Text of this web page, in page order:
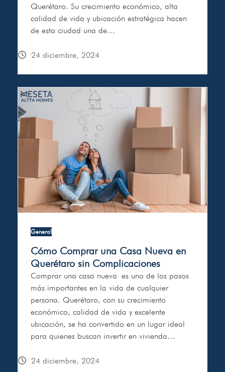
Querétaro. Su crecimiento económico, alta
calidad de vida y ubicación estratégica hacen
de esta ciudad una de…
24 diciembre, 2024
General
Cómo Comprar una Casa Nueva en
Querétaro sin Complicaciones
Comprar una casa nueva es uno de los pasos
más importantes en la vida de cualquier
persona. Querétaro, con su crecimiento
económico, calidad de vida y excelente
ubicación, se ha convertido en un lugar ideal
para quienes buscan invertir en vivienda…
24 diciembre, 2024